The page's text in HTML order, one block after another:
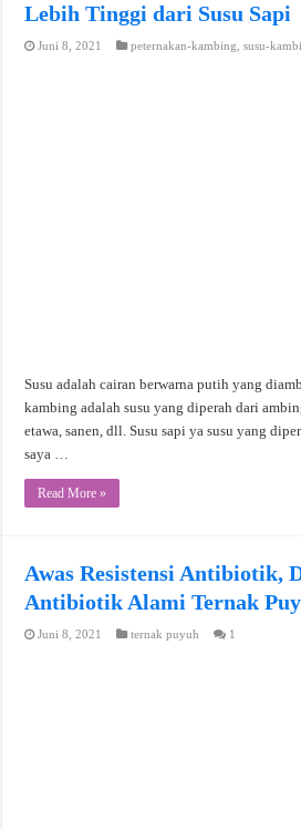
Lebih Tinggi dari Susu Sapi
Juni 8, 2021 peternakan-kambing ,susu-
Susu adalah cairan berwarna putih yang
kambing adalah susu yang diperah dari
etawa, sanen, dll. Susu sapi ya susu yang
saya …
Read More »
Awas Resistensi Antibiotik,
Antibiotik Alami Ternak
Juni 8, 2021 ternak puyuh 1